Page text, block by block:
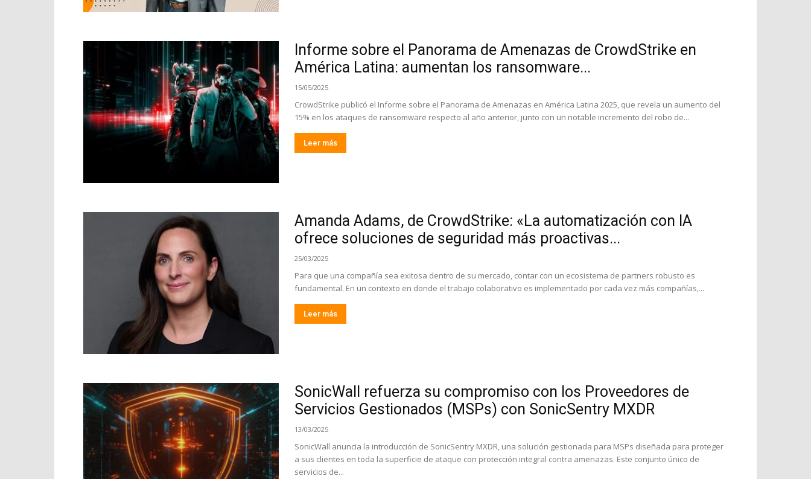
Informe sobre el Panorama de Amenazas de CrowdStrike en
América Latina: aumentan los ransomware...
15/05/2025
CrowdStrike publicó el Informe sobre el Panorama de Amenazas en América Latina 2025, que revela un aumento del
15% en los ataques de ransomware respecto al año anterior, junto con un notable incremento del robo de...
Leer más
Amanda Adams, de CrowdStrike: «La automatización con IA
ofrece soluciones de seguridad más proactivas...
25/03/2025
Para que una compañía sea exitosa dentro de su mercado, contar con un ecosistema de partners robusto es
fundamental. En un contexto en donde el trabajo colaborativo es implementado por cada vez más compañías,...
Leer más
SonicWall refuerza su compromiso con los Proveedores de
Servicios Gestionados (MSPs) con SonicSentry MXDR
13/03/2025
SonicWall anuncia la introducción de SonicSentry MXDR, una solución gestionada para MSPs diseñada para proteger
a sus clientes en toda la superficie de ataque con protección integral contra amenazas. Este conjunto único de
servicios de...